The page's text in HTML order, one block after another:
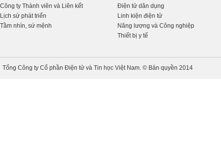
Công ty Thành viên và Liên kết
Lịch sử phát triển
Tầm nhìn, sứ mệnh
Điện tử dân dụng
Linh kiện điện tử
Năng lượng và Công nghiệp
Thiết bị y tế
Tổng Công ty Cổ phần Điện tử và Tin học Việt Nam. © Bản quyền 2014